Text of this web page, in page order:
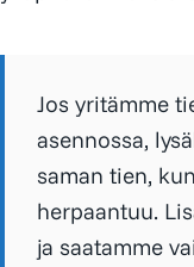
Jos yritämme
asennossa,
saman tien,
herpaantuu.
ja saatamme